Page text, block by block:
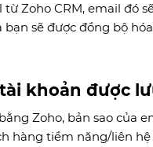
Zoho CRM, email đó
sẽ được đồng bộ
khoản được
Zoho, bản sao của
hàng tiềm năng/liên hệ